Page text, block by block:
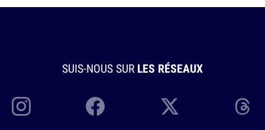
SUIS-NOUS SUR LES RÉSEAUX